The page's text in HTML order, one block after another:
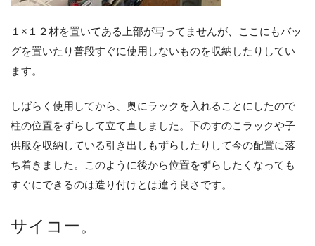
１×１２材を置いてある上部が写ってませんが、ここにもバッ
グを置いたり普段すぐに使用しないものを収納したりしてい
ます。
しばらく使用してから、奥にラックを入れることにしたので
柱の位置をずらして立て直しました。下のすのこラックや子
供服を収納している引き出しもずらしたりして今の配置に落
ち着きました。このように後から位置をずらしたくなっても
すぐにできるのは造り付けとは違う良さです。
サイコー。